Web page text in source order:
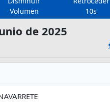
Volumen
10s
de 2025